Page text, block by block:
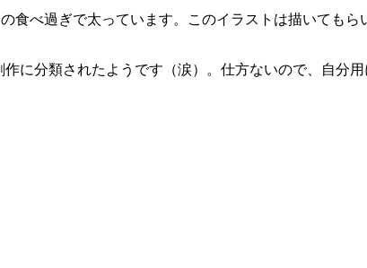
食べ過ぎで太っています。このイラストは描いてもら
に分類されたようです（涙）。仕方ないので、自分